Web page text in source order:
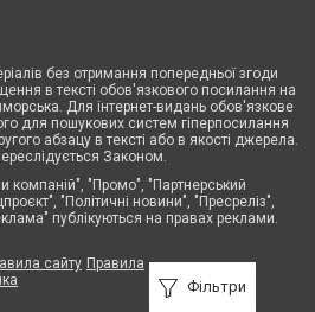
Фільтри
без отримання попередньої згоди
в тексті обов'язкового посилання на
Для інтернет-видань обов'язкове
для пошукових систем гіперпосилання
абзацу в тексті або в якості джерела.
Законом.
компаній", "Промо", "Партнерський
"Політичні новини", "Пресреліз",
публікуються на правах реклами.
сайту Правила